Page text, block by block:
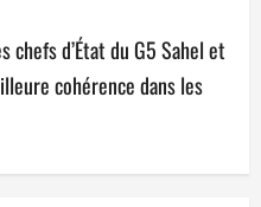
d’État du G5 Sahel et
cohérence dans les